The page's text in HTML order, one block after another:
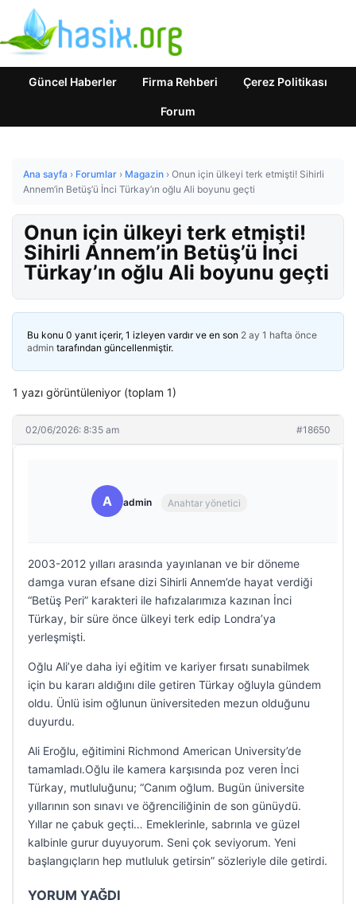
Güncel Haberler Firma Rehberi Çerez Politikası
Forum
Ana sayfa › Forumlar › Magazin › Onun için ülkeyi terk etmişti! Sihirli
Annem’in Betüş’ü İnci Türkay’ın oğlu Ali boyunu geçti
Onun için ülkeyi terk etmişti!
Sihirli Annem’in Betüş’ü İnci
Türkay’ın oğlu Ali boyunu geçti
Bu konu 0 yanıt içerir, 1 izleyen vardır ve en son 2 ay 1 hafta önce
admin tarafından güncellenmiştir.
1 yazı görüntüleniyor (toplam 1)
02/06/2026: 8:35 am #18650
A admin Anahtar yönetici
2003-2012 yılları arasında yayınlanan ve bir döneme
damga vuran efsane dizi Sihirli Annem’de hayat verdiği
“Betüş Peri” karakteri ile hafızalarımıza kazınan İnci
Türkay, bir süre önce ülkeyi terk edip Londra’ya
yerleşmişti.
Oğlu Ali’ye daha iyi eğitim ve kariyer fırsatı sunabilmek
için bu kararı aldığını dile getiren Türkay oğluyla gündem
oldu. Ünlü isim oğlunun üniversiteden mezun olduğunu
duyurdu.
Ali Eroğlu, eğitimini Richmond American University’de
tamamladı.Oğlu ile kamera karşısında poz veren İnci
Türkay, mutluluğunu; “Canım oğlum. Bugün üniversite
yıllarının son sınavı ve öğrenciliğinin de son günüydü.
Yıllar ne çabuk geçti… Emeklerinle, sabrınla ve güzel
kalbinle gurur duyuyorum. Seni çok seviyorum. Yeni
başlangıçların hep mutluluk getirsin” sözleriyle dile getirdi.
YORUM YAĞDI